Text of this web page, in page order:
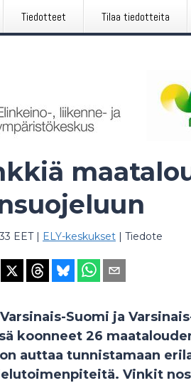
Tiedotteet Tilaa tiedotteita
EET| ELY-keskukset | Tiedote
Suomi ja
koonneet 26
auttaa tunnistamaan
Vinkit